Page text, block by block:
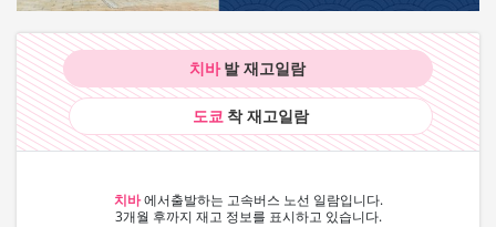
치바발 재고일람
도쿄 착 재고일람
치바 에서출발하는 고속버스 노선 일람입니다.
3개월 후까지 재고 정보를 표시하고 있습니다.